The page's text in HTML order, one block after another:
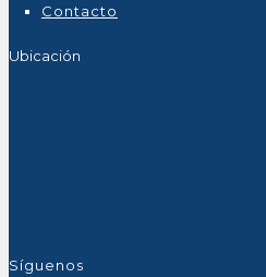
Contacto
Ubicación
Síguenos